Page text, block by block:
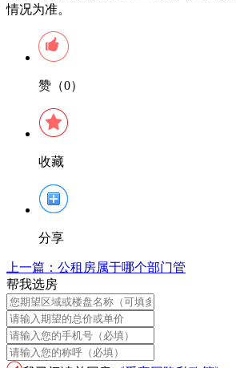
情况为准。
赞（0）
收藏
分享
上一篇： 公租房属于哪个部门管
帮我选房